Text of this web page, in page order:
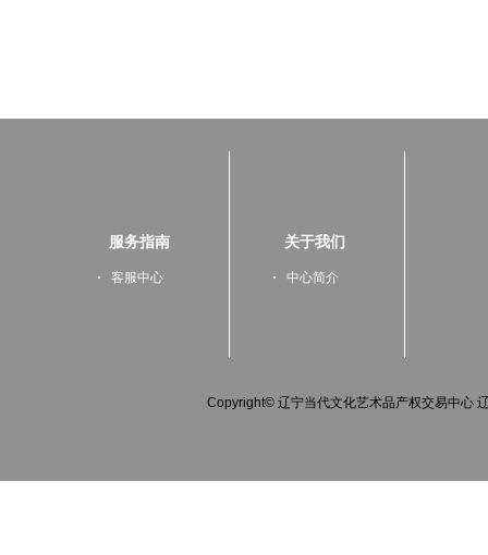
服务指南
客服中心
关于我们
中心简介
Copyright© 辽宁当代文化艺术品产权交易中心